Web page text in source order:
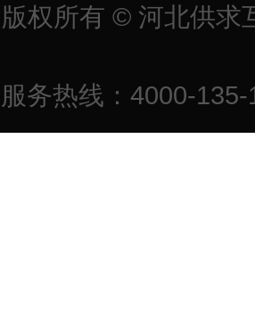
版权所有 © 河北供求
服务热线：4000-